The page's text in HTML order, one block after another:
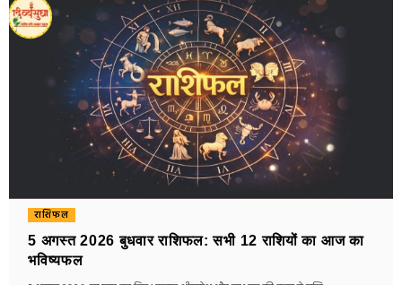
राशिफल
5 अगस्त 2026 बुधवार राशिफल: सभी 12 राशियों का आज का
भविष्यफल